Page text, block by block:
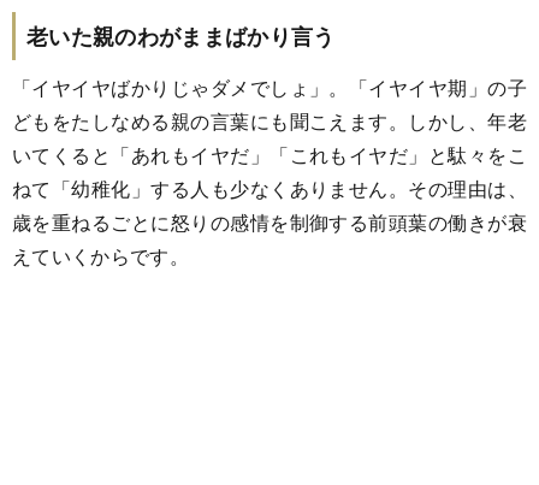
老いた親のわがままばかり言う
「イヤイヤばかりじゃダメでしょ」。「イヤイヤ期」の子
どもをたしなめる親の言葉にも聞こえます。しかし、年老
いてくると「あれもイヤだ」「これもイヤだ」と駄々をこ
ねて「幼稚化」する人も少なくありません。その理由は、
歳を重ねるごとに怒りの感情を制御する前頭葉の働きが衰
えていくからです。